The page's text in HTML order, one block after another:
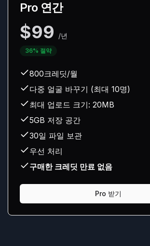
Pro 연간
$99 /년
36% 절약
800크레딧/월
다중 얼굴 바꾸기 (최대 10명)
최대 업로드 크기: 20MB
5GB 저장 공간
30일 파일 보관
우선 처리
구매한 크레딧 만료 없음
Pro 받기